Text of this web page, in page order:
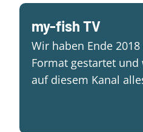
my-fish TV
Wir haben Ende
Format gestartet
auf diesem Kanal